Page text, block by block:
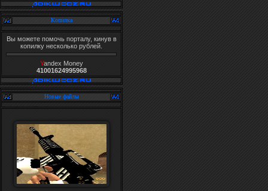
Копилка
Вы можете помочь порталу, кинув в
копилку несколько рублей.
Yandex Money
41001624995968
Новые файлы